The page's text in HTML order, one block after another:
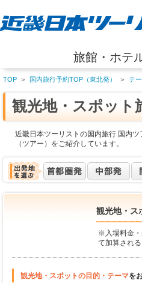
旅館・ホテ
TOP ＞ 国内旅行予約TOP（東北発） ＞ テ
観光地・スポット
近畿日本ツーリストの国内旅行 国内
（ツアー）をご紹介しています。
観光地・ス
※入場料金・
て加算される
観光地・スポットの目的・テーマを